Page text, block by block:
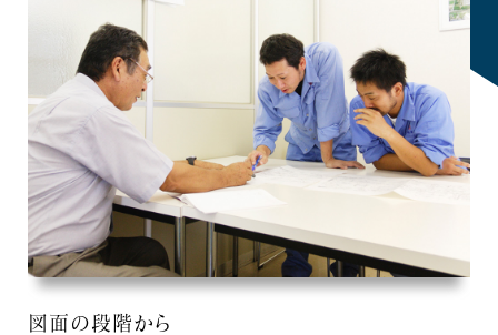
図面の段階から